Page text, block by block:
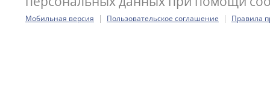
Мобильная версия | Пользовательское соглашение | Правила